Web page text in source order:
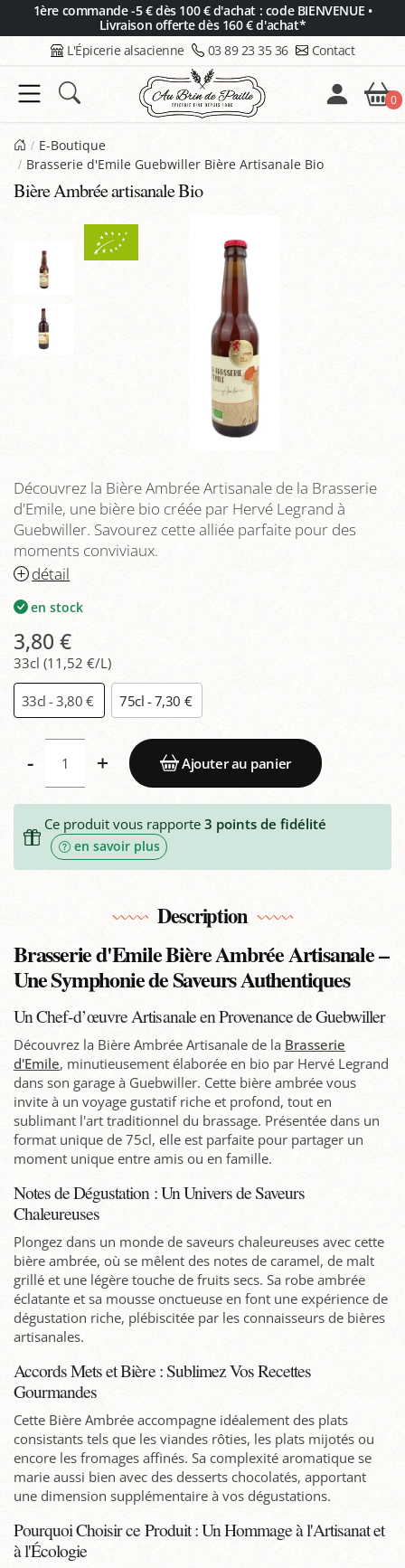
1ère commande -5 € dès 100 € d'achat : code BIENVENUE •
Livraison offerte dès 160 € d'achat*
L'Épicerie alsacienne 03 89 23 35 36 Contact
0
E-Boutique
Brasserie d'Emile Guebwiller Bière Artisanale Bio
Bière Ambrée artisanale Bio
Découvrez la Bière Ambrée Artisanale de la Brasserie
d'Emile, une bière bio créée par Hervé Legrand à
Guebwiller. Savourez cette alliée parfaite pour des
moments conviviaux.
détail
en stock
3,80 €
33cl (11,52 €/L)
33cl - 3,80 € 75cl - 7,30 €
- + Ajouter au panier
Ce produit vous rapporte 3 points de fidélité
en savoir plus
Description
Brasserie d'Emile Bière Ambrée Artisanale –
Une Symphonie de Saveurs Authentiques
Un Chef-d’œuvre Artisanale en Provenance de Guebwiller
Découvrez la Bière Ambrée Artisanale de la Brasserie
d'Emile, minutieusement élaborée en bio par Hervé Legrand
dans son garage à Guebwiller. Cette bière ambrée vous
invite à un voyage gustatif riche et profond, tout en
sublimant l'art traditionnel du brassage. Présentée dans un
format unique de 75cl, elle est parfaite pour partager un
moment unique entre amis ou en famille.
Notes de Dégustation : Un Univers de Saveurs
Chaleureuses
Plongez dans un monde de saveurs chaleureuses avec cette
bière ambrée, où se mêlent des notes de caramel, de malt
grillé et une légère touche de fruits secs. Sa robe ambrée
éclatante et sa mousse onctueuse en font une expérience de
dégustation riche, plébiscitée par les connaisseurs de bières
artisanales.
Accords Mets et Bière : Sublimez Vos Recettes
Gourmandes
Cette Bière Ambrée accompagne idéalement des plats
consistants tels que les viandes rôties, les plats mijotés ou
encore les fromages affinés. Sa complexité aromatique se
marie aussi bien avec des desserts chocolatés, apportant
une dimension supplémentaire à vos dégustations.
Pourquoi Choisir ce Produit : Un Hommage à l'Artisanat et
à l'Écologie
Panneau de gestion des cookies